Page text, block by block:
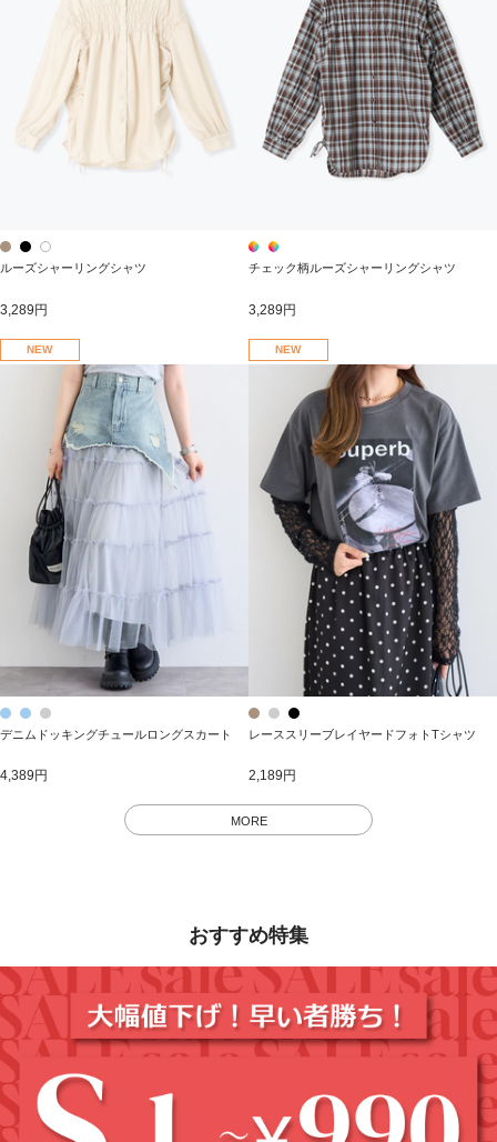
ルーズシャーリングシャツ
3,289円
チェック柄ルーズシャーリングシャツ
3,289円
NEW
デニムドッキングチュールロングスカート
4,389円
NEW
レーススリーブレイヤードフォトTシャツ
2,189円
MORE
おすすめ特集